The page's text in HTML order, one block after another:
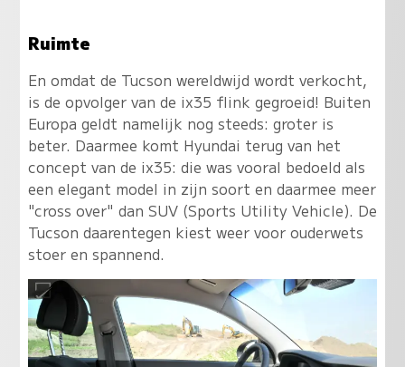
Ruimte
En omdat de Tucson wereldwijd wordt verkocht,
is de opvolger van de ix35 flink gegroeid! Buiten
Europa geldt namelijk nog steeds: groter is
beter. Daarmee komt Hyundai terug van het
concept van de ix35: die was vooral bedoeld als
een elegant model in zijn soort en daarmee meer
"cross over" dan SUV (Sports Utility Vehicle). De
Tucson daarentegen kiest weer voor ouderwets
stoer en spannend.